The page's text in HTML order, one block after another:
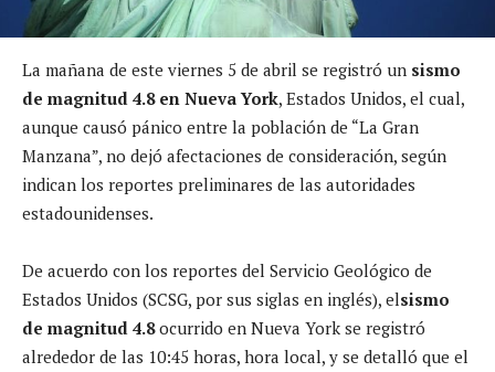
La mañana de este viernes 5 de abril se registró un sismo
de magnitud 4.8 en Nueva York, Estados Unidos, el cual,
aunque causó pánico entre la población de “La Gran
Manzana”, no dejó afectaciones de consideración, según
indican los reportes preliminares de las autoridades
estadounidenses.
De acuerdo con los reportes del Servicio Geológico de
Estados Unidos (SCSG, por sus siglas en inglés), elsismo
de magnitud 4.8ocurrido en Nueva York se registró
alrededor de las 10:45 horas, hora local, y se detalló que el